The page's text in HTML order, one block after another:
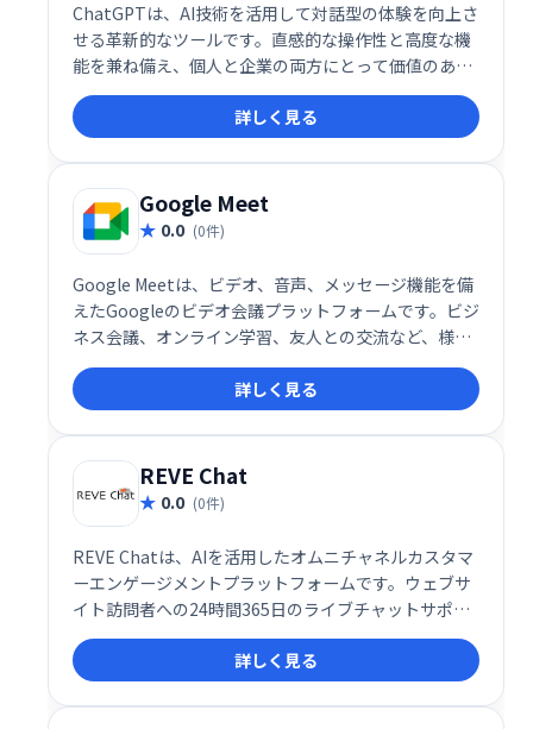
ChatGPTは、AI技術を活用して対話型の体験を向上さ
せる革新的なツールです。直感的な操作性と高度な機
能を兼ね備え、個人と企業の両方にとって価値のある
ソリューションを提供します。その多用途性、拡張
性、そして進化し続ける技術基盤により、ChatGPTは
AIによるコミュニケーションの新しいスタンダードを
構築しています。
詳しく見る
Google Meet
0.0 (0件)
Google Meetは、ビデオ、音声、メッセージ機能を備
えたGoogleのビデオ会議プラットフォームです。ビジ
ネス会議、オンライン学習、友人との交流など、様々
なシーンで活用できます。シンプルで高機能なインタ
ーフェースで、スムーズなコミュニケーションを実
現。場所を選ばず、チームや仲間と簡単に繋がること
を可能にします。 無料プランから利用でき、ビジネス
ニーズにも対応する柔軟性も魅力です。
詳しく見る
REVE Chat
0.0 (0件)
REVE Chatは、AIを活用したオムニチャネルカスタマ
ーエンゲージメントプラットフォームです。ウェブサ
イト訪問者への24時間365日のライブチャットサポー
トを提供し、リード獲得と販売促進を支援します。AI
による効率的な対応と人間らしいサポートを両立し、
顧客エンゲージメントの向上を実現します。
詳しく見る